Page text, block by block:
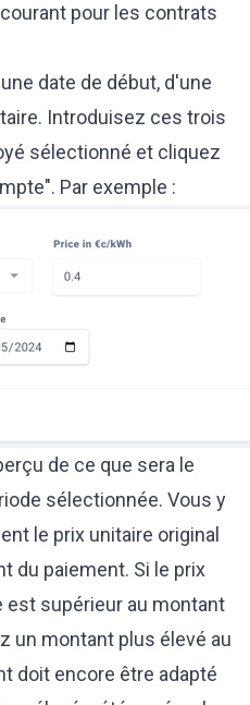
pour les contrats
date de début, d'une
Introduisez ces trois
sélectionné et cliquez
Par exemple :
de ce que sera le
sélectionnée. Vous y
le prix unitaire original
du paiement. Si le prix
supérieur au montant
un montant plus élevé au
doit encore être adapté